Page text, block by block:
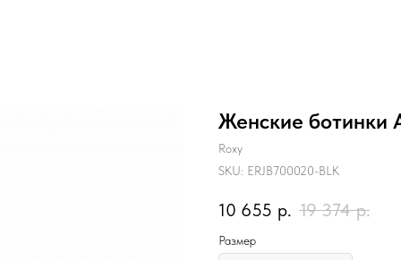
Женские ботинки
Roxy
SKU: ERJB700020-BLK
10 655 р. 19 374 р.
Размер